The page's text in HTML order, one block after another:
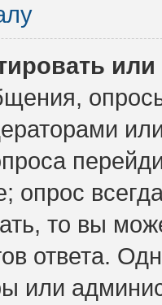
опрос
то вы
ответа.
или